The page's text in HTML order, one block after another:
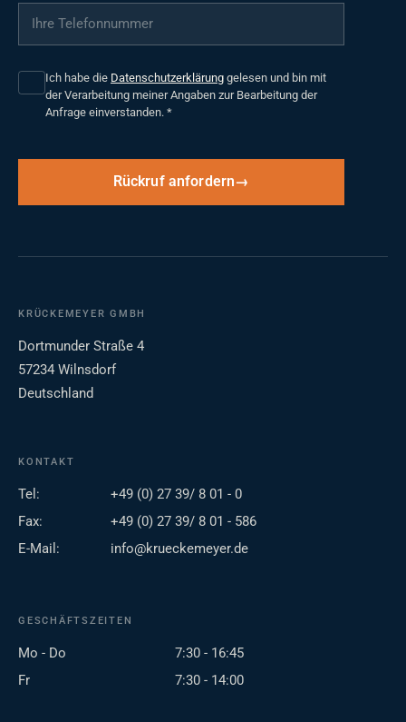
Ihre Telefonnummer
Ich habe die Datenschutzerklärung gelesen und bin mit
der Verarbeitung meiner Angaben zur Bearbeitung der
Anfrage einverstanden. *
Rückruf anfordern
KRÜCKEMEYER GMBH
Dortmunder Straße 4
57234 Wilnsdorf
Deutschland
KONTAKT
Tel:
+49 (0) 27 39/ 8 01 - 0
Fax:
+49 (0) 27 39/ 8 01 - 586
E-Mail:
info@krueckemeyer.de
GESCHÄFTSZEITEN
Mo - Do
7:30 - 16:45
Fr
7:30 - 14:00